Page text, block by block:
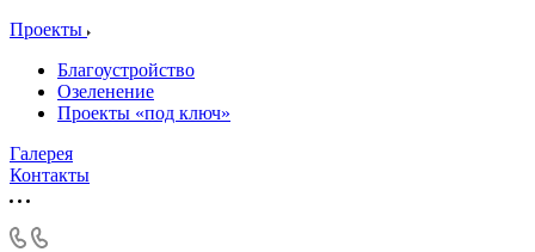
Проекты
Благоустройство
Озеленение
Проекты «под ключ»
Галерея
Контакты